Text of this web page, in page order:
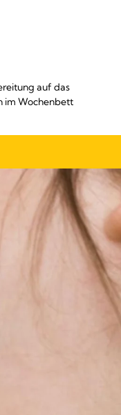
auf das
im Wochenbett